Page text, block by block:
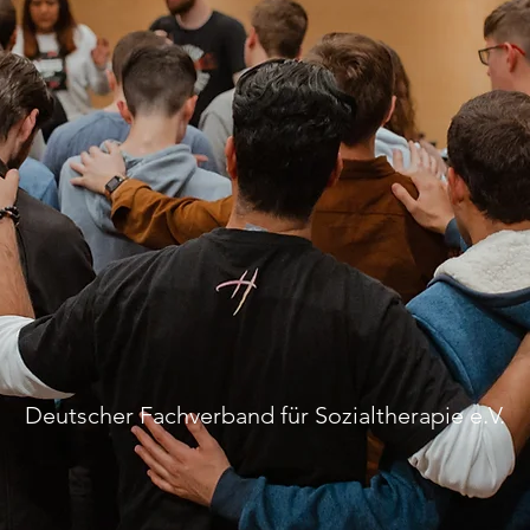
Deutscher Fachverband für Sozialtherapie e.V.